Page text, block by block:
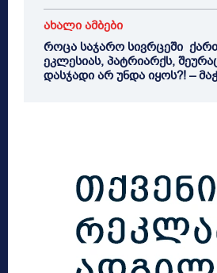
ახალი ამბები
როცა საჯარო სივრცეში
ეკლესიას, პატრიარქს,
დასჯადი არ უნდა იყოს?! –